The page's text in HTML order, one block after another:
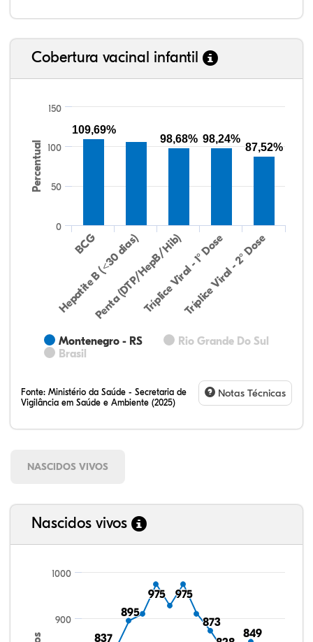
Cobertura vacinal infantil
Percentual
Montenegro - RS
Rio Grande Do Sul
Brasil
BCG
Hepatite B (<30 dias)
Penta (DTP/HepB/Hib)Tríplice Viral - 1° Dose
Tríplice Viral - 2° Dose
0
50
100
150
109,69%
98,68% 98,24%
87,52%
Fonte: Ministério da Saúde - Secretaria de
Vigilância em Saúde e Ambiente (2025)
Notas Técnicas
NASCIDOS VIVOS
Nascidos vivos
837
837
895
895
975
975 975
975
873
873
849
849
900
1000